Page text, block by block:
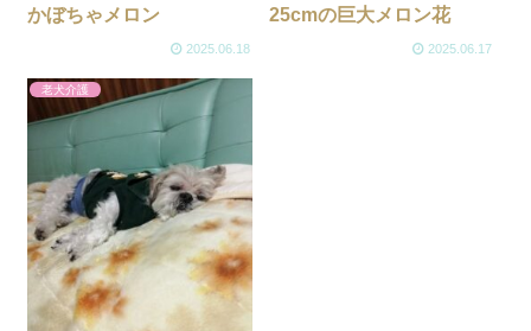
かぼちゃメロン
2025.06.18
25cmの巨大メロン花
2025.06.17
老犬介護